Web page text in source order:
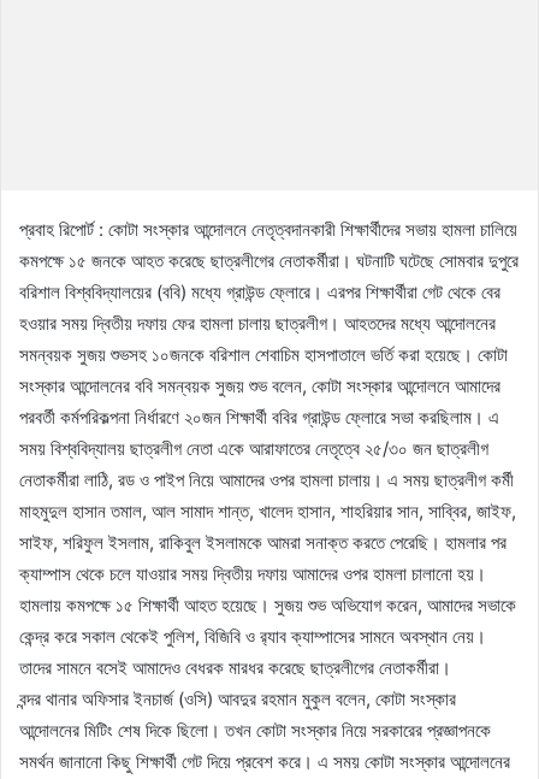
প্রবাহ রিপোর্ট : কোটা সংস্কার আন্দোলনে নেতৃত্বদানকারী শিক্ষার্থীদের সভায় হামলা চালিয়ে
কমপক্ষে ১৫ জনকে আহত করেছে ছাত্রলীগের নেতাকর্মীরা। ঘটনাটি ঘটেছে সোমবার দুপুরে
বরিশাল বিশ্ববিদ্যালয়ের (ববি) মধ্যে গ্রাউন্ড ফ্লোরে। এরপর শিক্ষার্থীরা গেট থেকে বের
হওয়ার সময় দ্বিতীয় দফায় ফের হামলা চালায় ছাত্রলীগ। আহতদের মধ্যে আন্দোলনের
সমন্বয়ক সুজয় শুভসহ ১০জনকে বরিশাল শেবাচিম হাসপাতালে ভর্তি করা হয়েছে। কোটা
সংস্কার আন্দোলনের ববি সমন্বয়ক সুজয় শুভ বলেন, কোটা সংস্কার আন্দোলনে আমাদের
পরবর্তী কর্মপরিকল্পনা নির্ধারণে ২০জন শিক্ষার্থী ববির গ্রাউন্ড ফ্লোরে সভা করছিলাম। এ
সময় বিশ্ববিদ্যালয় ছাত্রলীগ নেতা একে আরাফাতের নেতৃত্বে ২৫/৩০ জন ছাত্রলীগ
নেতাকর্মীরা লাঠি, রড ও পাইপ নিয়ে আমাদের ওপর হামলা চালায়। এ সময় ছাত্রলীগ কর্মী
মাহমুদুল হাসান তমাল, আল সামাদ শান্ত, খালেদ হাসান, শাহরিয়ার সান, সাব্বির, জাইফ,
সাইফ, শরিফুল ইসলাম, রাকিবুল ইসলামকে আমরা সনাক্ত করতে পেরেছি। হামলার পর
ক্যাম্পাস থেকে চলে যাওয়ার সময় দ্বিতীয় দফায় আমাদের ওপর হামলা চালানো হয়।
হামলায় কমপক্ষে ১৫ শিক্ষার্থী আহত হয়েছে। সুজয় শুভ অভিযোগ করেন, আমাদের সভাকে
কেন্দ্র করে সকাল থেকেই পুলিশ, বিজিবি ও র‌্যাব ক্যাম্পাসের সামনে অবস্থান নেয়।
তাদের সামনে বসেই আমাদেও বেধরক মারধর করেছে ছাত্রলীগের নেতাকর্মীরা।
বন্দর থানার অফিসার ইনচার্জ (ওসি) আবদুর রহমান মুকুল বলেন, কোটা সংস্কার
আন্দোলনের মিটিং শেষ দিকে ছিলো। তখন কোটা সংস্কার নিয়ে সরকারের প্রজ্ঞাপনকে
সমর্থন জানানো কিছু শিক্ষার্থী গেট দিয়ে প্রবেশ করে। এ সময় কোটা সংস্কার আন্দোলনের